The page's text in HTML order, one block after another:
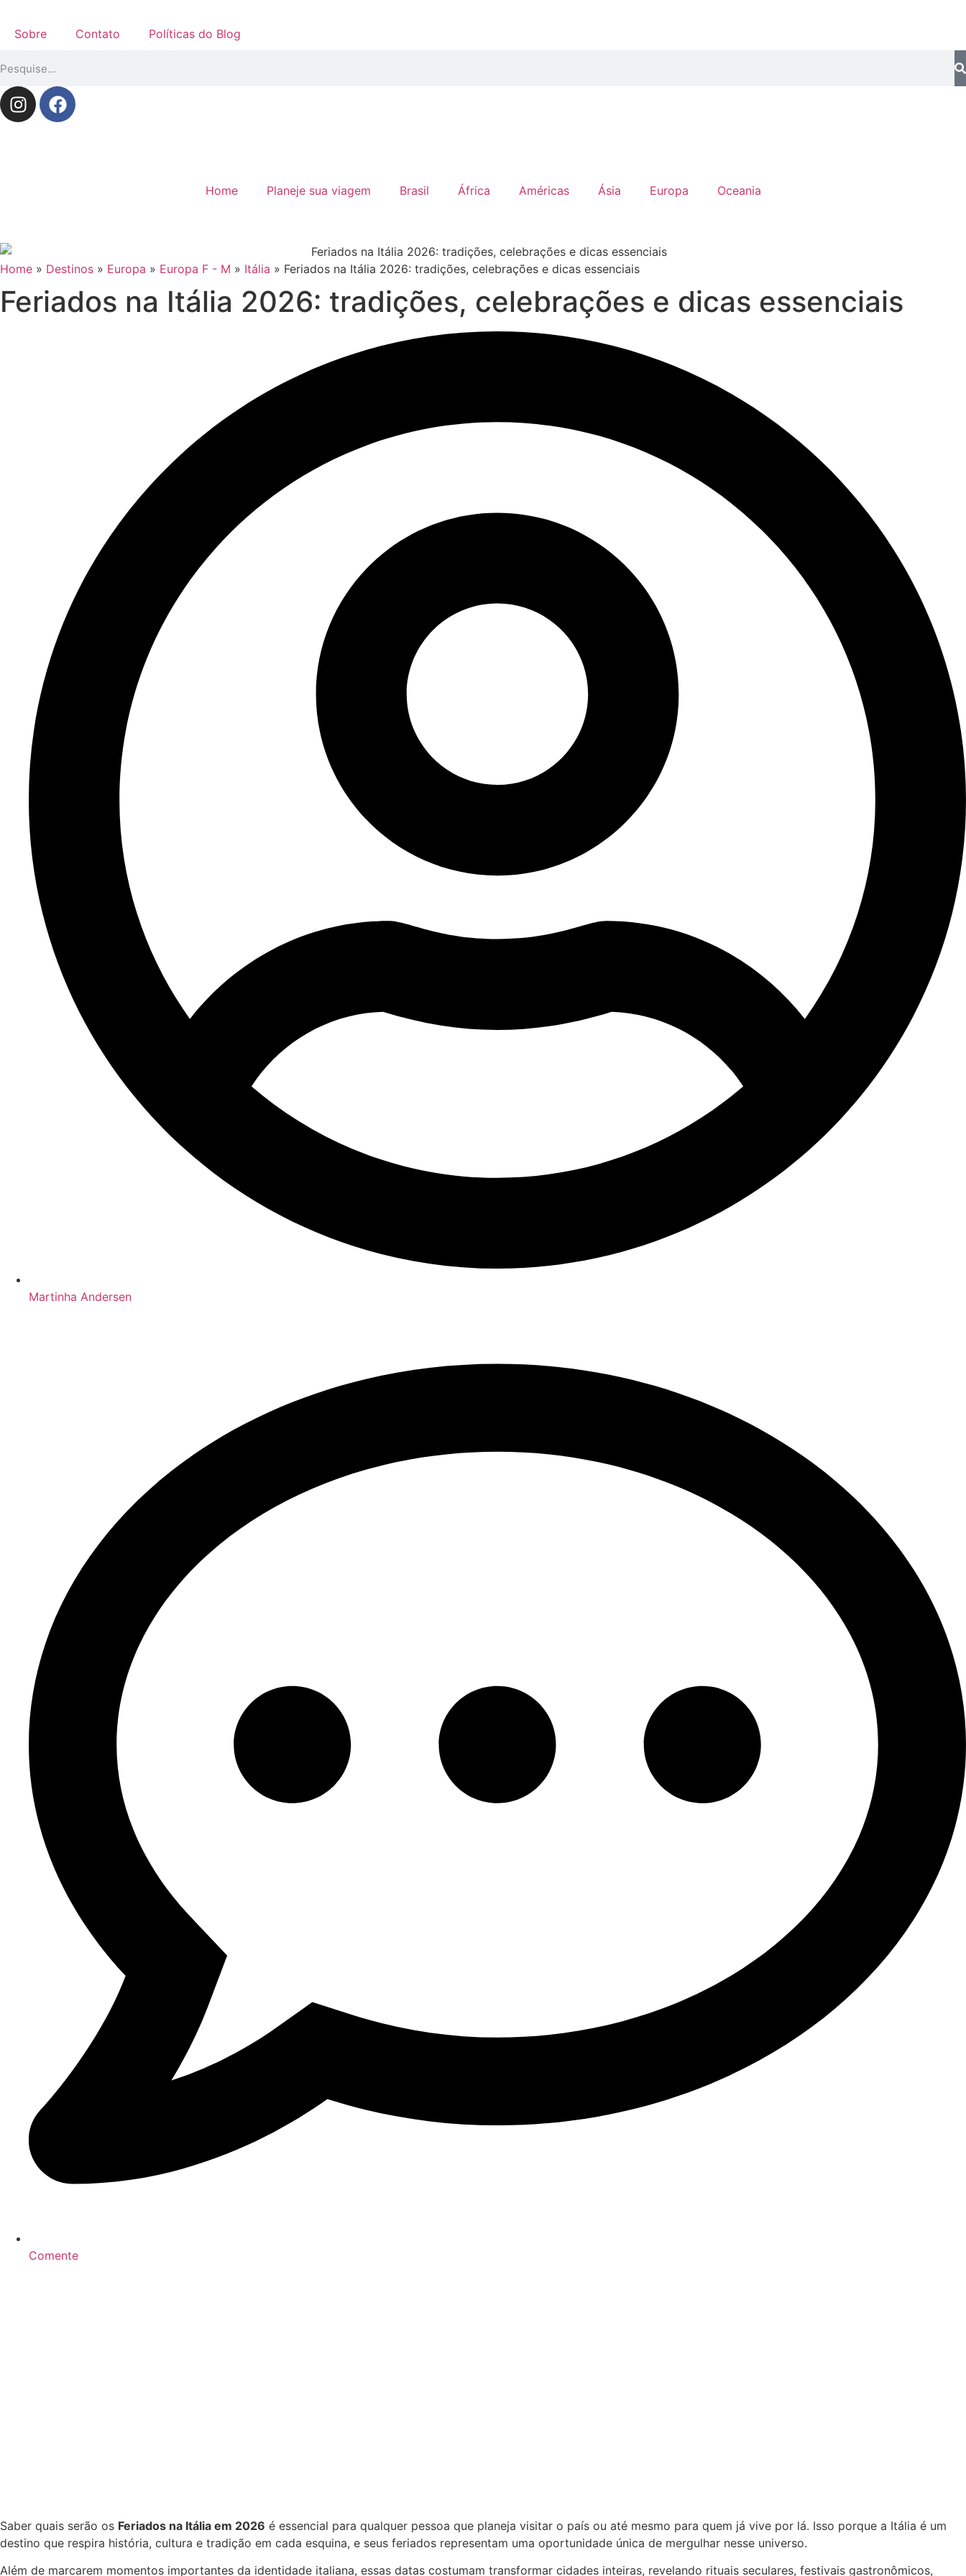
Sobre Contato Políticas do Blog
Home Planeje sua viagem Brasil África Américas Ásia Europa Oceania
Home » Destinos » Europa » Europa F - M » Itália » Feriados na Itália 2026: tradições, celebrações e dicas essenciais
Feriados na Itália 2026: tradições, celebrações e dicas essenciais
Martinha Andersen
Comente
Saber quais serão os Feriados na Itália em 2026 é essencial para qualquer pessoa que planeja visitar o país ou até mesmo para quem já vive por lá. Isso porque a Itália é um
destino que respira história, cultura e tradição em cada esquina, e seus feriados representam uma oportunidade única de mergulhar nesse universo.
Além de marcarem momentos importantes da identidade italiana, essas datas costumam transformar cidades inteiras, revelando rituais seculares, festivais gastronômicos,